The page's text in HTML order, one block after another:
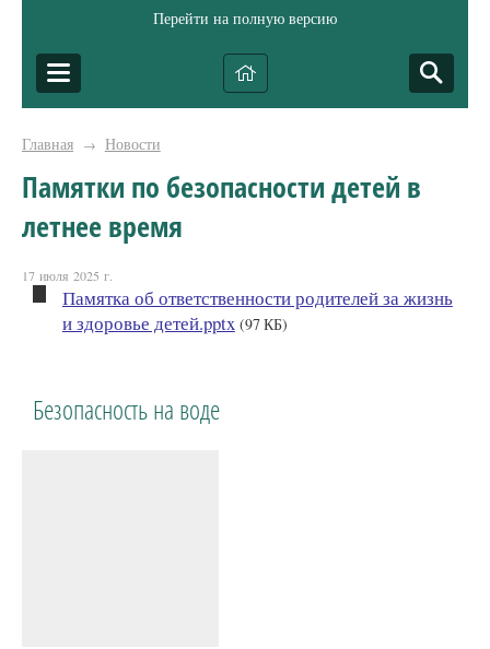
Перейти на полную версию
Главная → Новости
Памятки по безопасности детей в
летнее время
17 июля 2025 г.
Памятка об ответственности родителей за жизнь
и здоровье детей.pptx (97 КБ)
Безопасность на воде